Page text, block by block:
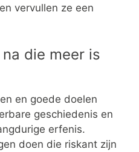
vervullen ze een
die meer is
en goede doelen
geschiedenis en
erfenis.
doen die riskant zijn